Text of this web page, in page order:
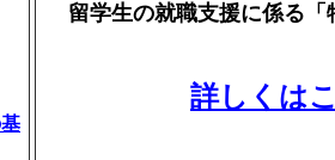
留学生の就職支援に係る
詳しくは